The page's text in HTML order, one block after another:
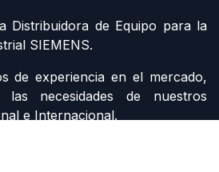
Distribuidora de Equipo para la
SIEMENS.
de experiencia en el mercado,
las necesidades de nuestros
e Internacional.